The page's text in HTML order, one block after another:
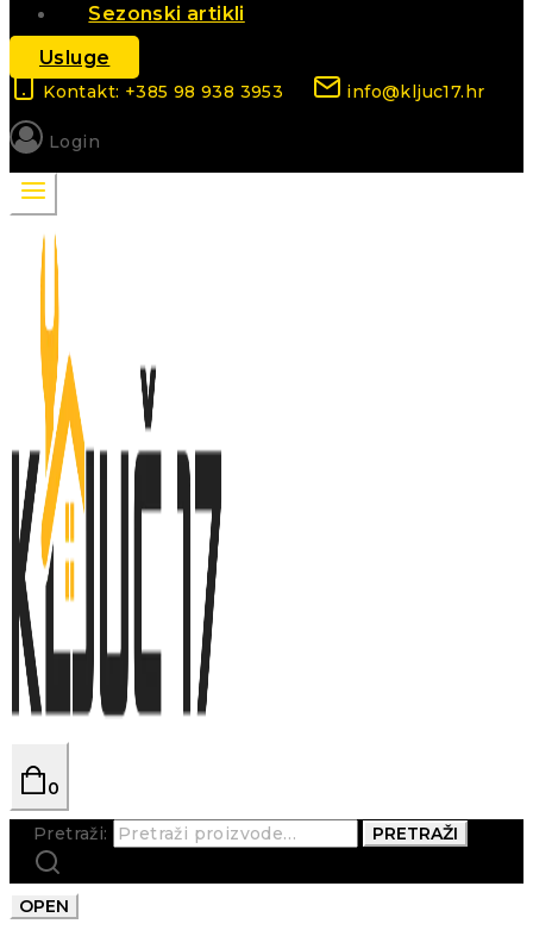
Sezonski artikli
Usluge
Kontakt: +385 98 938 3953 info@kljuc17.hr
Login
0
Pretraži: PRETRAŽI
OPEN